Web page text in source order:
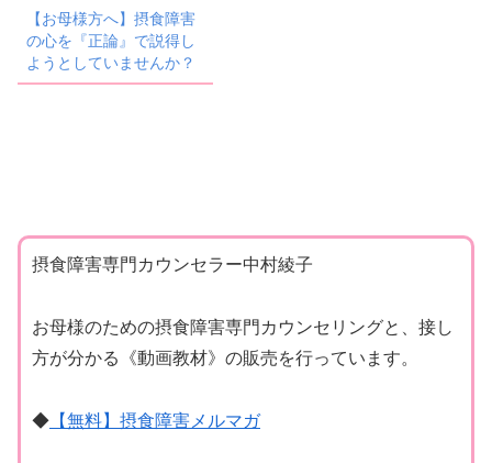
【お母様方へ】摂食障害
の心を『正論』で説得し
ようとしていませんか？
摂食障害専門カウンセラー中村綾子
お母様のための摂食障害専門カウンセリングと、接し
方が分かる《動画教材》の販売を行っています。
◆ 【無料】摂食障害メルマガ